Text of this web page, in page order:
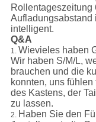
Rollentageszeitung
Aufladungsabstand
intelligent.
Q&A
1. Wievieles haben
Wir haben S/M/L,
brauchen und die
konnten, uns
des Kastens, der
zu lassen.
2. Haben Sie den